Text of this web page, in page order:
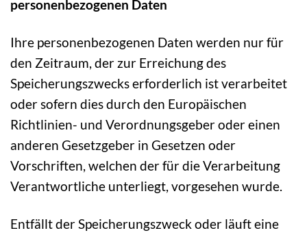
personenbezogenen Daten
Ihre personenbezogenen Daten werden nur für
den Zeitraum, der zur Erreichung des
Speicherungszwecks erforderlich ist verarbeitet
oder sofern dies durch den Europäischen
Richtlinien- und Verordnungsgeber oder einen
anderen Gesetzgeber in Gesetzen oder
Vorschriften, welchen der für die Verarbeitung
Verantwortliche unterliegt, vorgesehen wurde.
Entfällt der Speicherungszweck oder läuft eine